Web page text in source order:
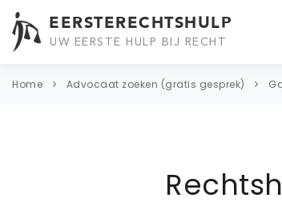
EERSTERECHTSHULP
UW EERSTE HULP BIJ RECHT
Home Advocaat zoeken (gratis gesprek)